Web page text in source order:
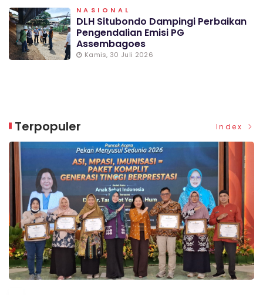
NASIONAL
DLH Situbondo Dampingi Perbaikan
Pengendalian Emisi PG
Assembagoes
Kamis, 30 Juli 2026
Terpopuler Index